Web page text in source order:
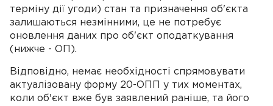
терміну дії угоди) стан та призначення об'єкта
залишаються незмінними, це не потребує
оновлення даних про об'єкт оподаткування
(нижче - ОП).
Відповідно, немає необхідності спрямовувати
актуалізовану форму 20-ОПП у тих моментах,
коли об'єкт вже був заявлений раніше, та його